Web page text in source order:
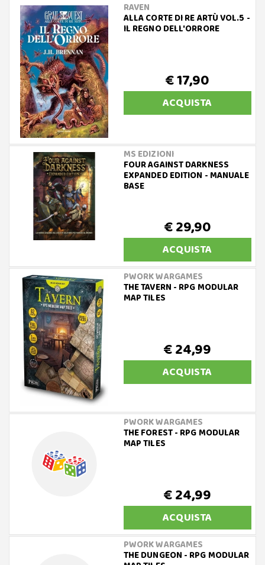
RAVEN
ALLA CORTE DI RE ARTÙ VOL.5 -
IL REGNO DELL'ORRORE
€ 17,90
ACQUISTA
MS EDIZIONI
FOUR AGAINST DARKNESS
EXPANDED EDITION - MANUALE
BASE
€ 29,90
ACQUISTA
PWORK WARGAMES
THE TAVERN - RPG MODULAR
MAP TILES
€ 24,99
ACQUISTA
PWORK WARGAMES
THE FOREST - RPG MODULAR
MAP TILES
€ 24,99
ACQUISTA
PWORK WARGAMES
THE DUNGEON - RPG MODULAR